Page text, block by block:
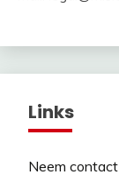
Links
Neem